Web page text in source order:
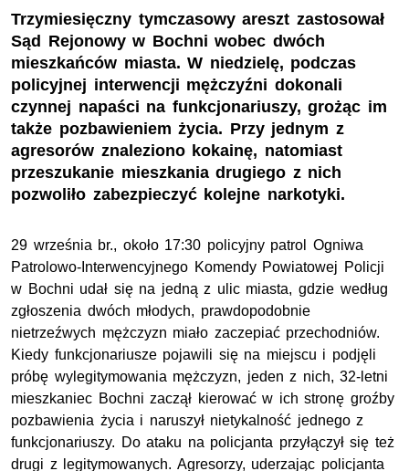
Trzymiesięczny tymczasowy areszt zastosował
Sąd Rejonowy w Bochni wobec dwóch
mieszkańców miasta. W niedzielę, podczas
policyjnej interwencji mężczyźni dokonali
czynnej napaści na funkcjonariuszy, grożąc im
także pozbawieniem życia. Przy jednym z
agresorów znaleziono kokainę, natomiast
przeszukanie mieszkania drugiego z nich
pozwoliło zabezpieczyć kolejne narkotyki.
29 września br., około 17:30 policyjny patrol Ogniwa
Patrolowo-Interwencyjnego Komendy Powiatowej Policji
w Bochni udał się na jedną z ulic miasta, gdzie według
zgłoszenia dwóch młodych, prawdopodobnie
nietrzeźwych mężczyzn miało zaczepiać przechodniów.
Kiedy funkcjonariusze pojawili się na miejscu i podjęli
próbę wylegitymowania mężczyzn, jeden z nich, 32-letni
mieszkaniec Bochni zaczął kierować w ich stronę groźby
pozbawienia życia i naruszył nietykalność jednego z
funkcjonariuszy. Do ataku na policjanta przyłączył się też
drugi z legitymowanych. Agresorzy, uderzając policjanta